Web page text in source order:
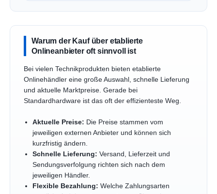
Warum der Kauf über etablierte
Onlineanbieter oft sinnvoll ist
Bei vielen Technikprodukten bieten etablierte
Onlinehändler eine große Auswahl, schnelle Lieferung
und aktuelle Marktpreise. Gerade bei
Standardhardware ist das oft der effizienteste Weg.
Aktuelle Preise: Die Preise stammen vom
jeweiligen externen Anbieter und können sich
kurzfristig ändern.
Schnelle Lieferung: Versand, Lieferzeit und
Sendungsverfolgung richten sich nach dem
jeweiligen Händler.
Flexible Bezahlung: Welche Zahlungsarten